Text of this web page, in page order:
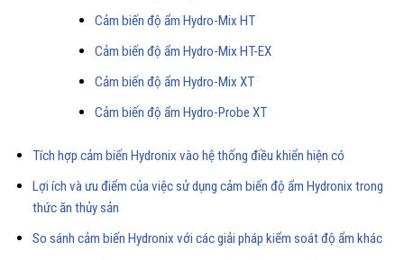
Cảm biến độ ẩm Hydro-Mix HT
Cảm biến độ ẩm Hydro-Mix HT-EX
Cảm biến độ ẩm Hydro-Mix XT
Cảm biến độ ẩm Hydro-Probe XT
Tích hợp cảm biến Hydronix vào hệ thống điều khiển hiện có
Lợi ích và ưu điểm của việc sử dụng cảm biến độ ẩm Hydronix trong
thức ăn thủy sản
So sánh cảm biến Hydronix với các giải pháp kiểm soát độ ẩm khác